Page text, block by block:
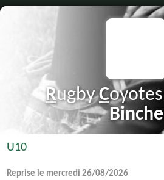
RugbyCoyotes
Binche
U10
Reprise le mercredi 26/08/2026